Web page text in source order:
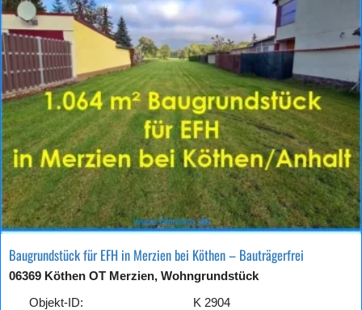
Baugrundstück für EFH in Merzien bei Köthen – Bauträgerfrei
06369 Köthen OT Merzien, Wohngrundstück
Objekt-ID:
K 2904